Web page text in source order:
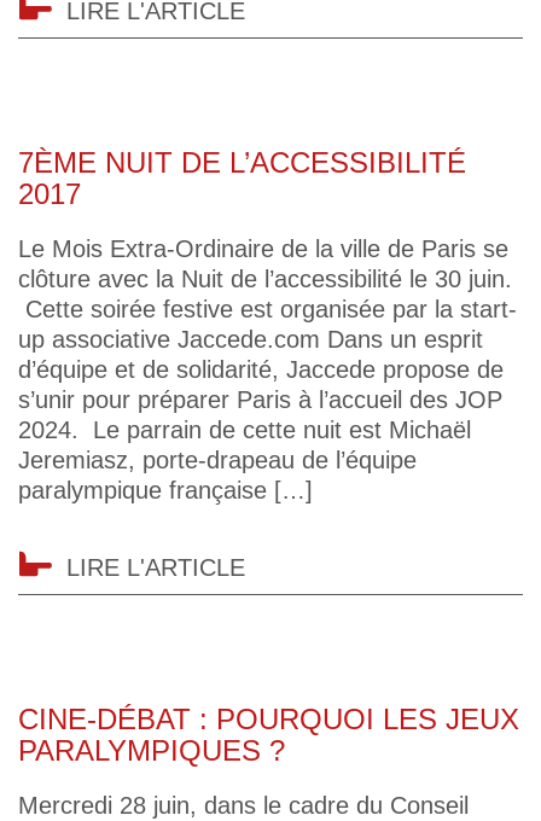
LIRE L'ARTICLE
7ÈME NUIT DE L’ACCESSIBILITÉ
2017
Le Mois Extra-Ordinaire de la ville de Paris se
clôture avec la Nuit de l’accessibilité le 30 juin.
Cette soirée festive est organisée par la start-
up associative Jaccede.com Dans un esprit
d’équipe et de solidarité, Jaccede propose de
s’unir pour préparer Paris à l’accueil des JOP
2024. Le parrain de cette nuit est Michaël
Jeremiasz, porte-drapeau de l’équipe
paralympique française […]
LIRE L'ARTICLE
CINE-DÉBAT : POURQUOI LES JEUX
PARALYMPIQUES ?
Mercredi 28 juin, dans le cadre du Conseil